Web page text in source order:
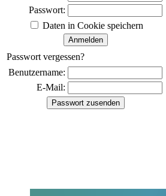
Passwort:
Daten in Cookie speichern
Passwort vergessen?
Benutzername:
E-Mail: